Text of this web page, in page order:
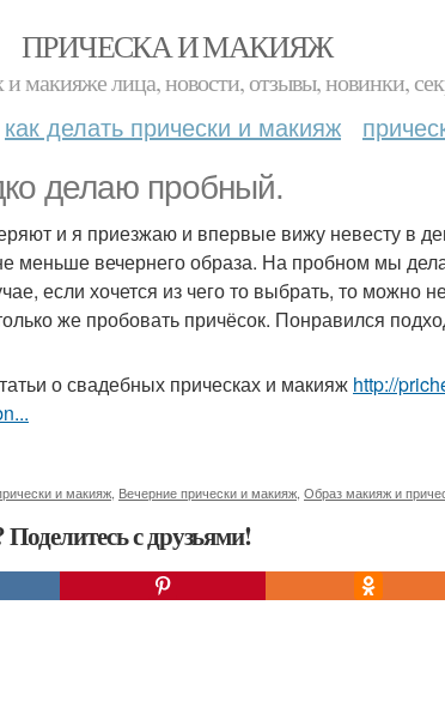
ПРИЧЕСКА И МАКИЯЖ
макияже лица, новости, отзывы, новинки,
как делать прически и макияж
делаю пробный.
и я приезжаю и впервые вижу невесту в
меньше вечернего образа. На пробном мы
если хочется из чего то выбрать, то можно
же пробовать причёсок. Понравился
о свадебных прическах и макияж http://
и макияж Вечерние прически и макияж Образ макияж и
с друзьями!